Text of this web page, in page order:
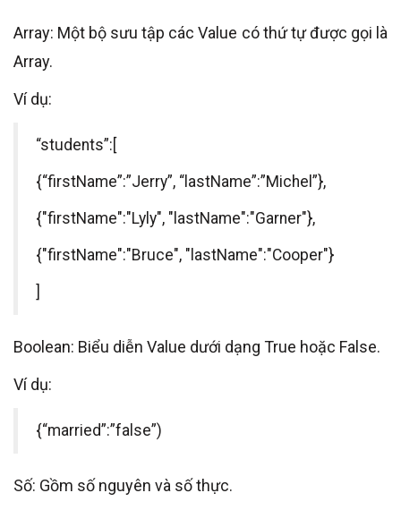
Array: Một bộ sưu tập các Value có thứ tự được gọi là
Array.
Ví dụ:
“students”:[
{“firstName”:”Jerry”, “lastName”:”Michel”},
{"firstName":"Lyly", "lastName":"Garner"},
{"firstName":"Bruce", "lastName":"Cooper"}
Boolean: Biểu diễn Value dưới dạng True hoặc False.
Ví dụ:
{“married”:”false”)
Số: Gồm số nguyên và số thực.